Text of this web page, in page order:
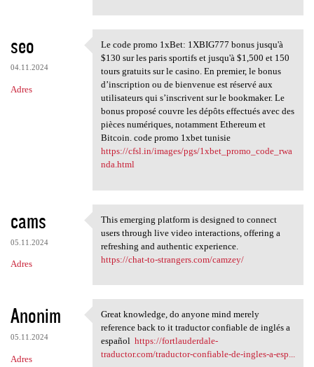
seo
04.11.2024
Adres
Le code promo 1xBet: 1XBIG777
Le code promo 1xBet: 1XBIG777 bonus jusqu'à
$130 sur les paris sportifs et jusqu'à $1,500 et 150
tours gratuits sur le casino. En premier, le bonus
d’inscription ou de bienvenue est réservé aux
utilisateurs qui s’inscrivent sur le bookmaker. Le
bonus proposé couvre les dépôts effectués avec des
pièces numériques, notamment Ethereum et
Bitcoin. code promo 1xbet tunisie
https://cfsl.in/images/pgs/1xbet_promo_code_rwa
nda.html
cams
05.11.2024
Adres
This emerging platform is
This emerging platform is designed to connect
users through live video interactions, offering a
refreshing and authentic experience.
https://chat-to-strangers.com/camzey/
Anonim
05.11.2024
Adres
Great knowledge, do anyone
Great knowledge, do anyone mind merely
reference back to it traductor confiable de inglés a
español https://fortlauderdale-
traductor.com/traductor-confiable-de-ingles-a-esp...